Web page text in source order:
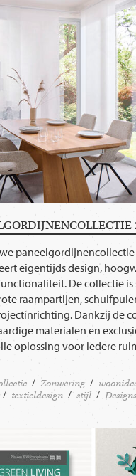
paneelgordijnencollectie
eigentijds design,
De collectie is
raampartijen,
Dankzij de
materialen en
oplossing voor iedere
Zonwering
textieldesign stijl